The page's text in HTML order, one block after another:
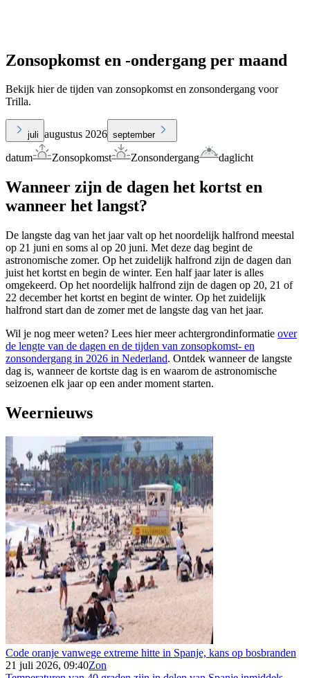
Zonsopkomst en -ondergang per maand
Bekijk hier de tijden van zonsopkomst en zonsondergang voor
Trilla.
juli augustus 2026 september
datum Zonsopkomst Zonsondergang daglicht
Wanneer zijn de dagen het kortst en
wanneer het langst?
De langste dag van het jaar valt op het noordelijk halfrond meestal
op 21 juni en soms al op 20 juni. Met deze dag begint de
astronomische zomer. Op het zuidelijk halfrond zijn de dagen dan
juist het kortst en begin de winter. Een half jaar later is alles
omgekeerd. Op het noordelijk halfrond zijn de dagen op 20, 21 of
22 december het kortst en begint de winter. Op het zuidelijk
halfrond start dan de zomer met de langste dag van het jaar.
Wil je nog meer weten? Lees hier meer achtergrondinformatie over
de lengte van de dagen en de tijden van zonsopkomst- en
zonsondergang in 2026 in Nederland. Ontdek wanneer de langste
dag is, wanneer de kortste dag is en waarom de astronomische
seizoenen elk jaar op een ander moment starten.
Weernieuws
Code oranje vanwege extreme hitte in Spanje, kans op bosbranden
21 juli 2026, 09:40Zon